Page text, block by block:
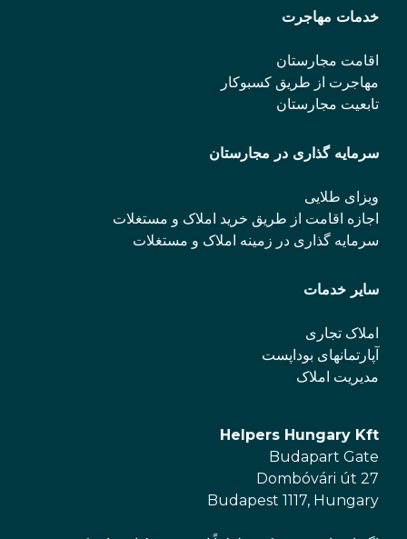
خدمات مهاجرت
اقامت مجارستان
مهاجرت از طریق کسبوکار
تابعیت مجارستان
سرمایه گذاری در مجارستان
ویزای طلایی
اجازه اقامت از طریق خرید املاک و مستغلات
سرمایه گذاری در زمینه املاک و مستغلات
سایر خدمات
املاک تجاری
آپارتمانهای بوداپست
مدیریت املاک
Helpers Hungary Kft
Budapart Gate
Dombóvári út 27
Budapest 1117, Hungary